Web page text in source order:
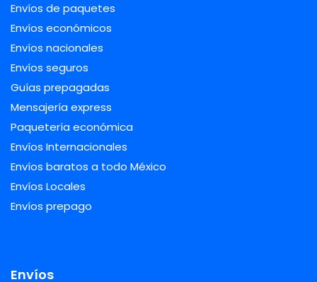
Envíos de paquetes
Envíos económicos
Envíos nacionales
Envíos seguros
Guías prepagadas
Mensajería express
Paquetería económica
Envíos Internacionales
Envíos baratos a todo México
Envíos Locales
Envíos prepago
Envíos